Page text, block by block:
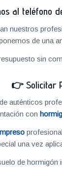
al teléfono
nuestros
de una
sin
👉 Solicitar
auténticos
con
una vez
de